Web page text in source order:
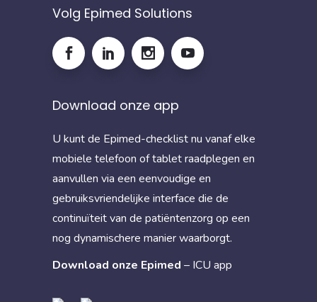
Volg Epimed Solutions
Download onze app
U kunt de Epimed-checklist nu vanaf elke
mobiele telefoon of tablet raadplegen en
aanvullen via een eenvoudige en
gebruiksvriendelijke interface die de
continuïteit van de patiëntenzorg op een
nog dynamischere manier waarborgt.
Download onze Epimed – ICU app